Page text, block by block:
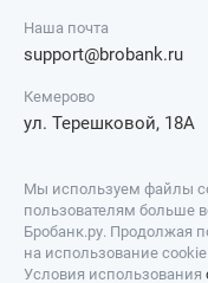
Наша почта
support@brobank.ru
Кемерово
ул. Терешковой, 18А
Мы используем файлы
пользователям больше
Бробанк.ру. Продолжая
на использование
Условия использования